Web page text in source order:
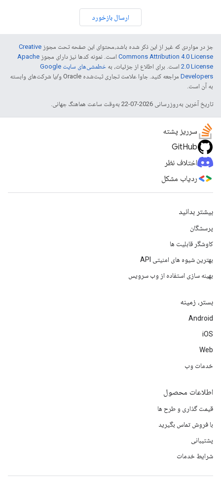
ارسال بازخورد
جز در مواردی که غیر از این ذکر شده باشد،‌محتوای این صفحه تحت مجوز Creative
Commons Attribution 4.0 License است. نمونه کدها نیز دارای مجوز Apache
2.0 License است. برای اطلاع از جزئیات، به
خطمشی‌های سایت Google
Developers‏
مراجعه کنید. جاوا علامت تجاری ثبت‌شده Oracle و/یا شرکت‌های وابسته
به آن است.
تاریخ آخرین به‌روزرسانی 2026-07-22 به‌وقت ساعت هماهنگ جهانی.
سرریز پشته
GitHub
اختلاف نظر
ردیاب مشکل
بیشتر بدانید
پرسشگان
کاوشگر قابلیت ها
بهترین شیوه های امنیتی API
بهینه سازی استفاده از وب سرویس
بستر، زمینه
Android
iOS
Web
خدمات وب
اطلاعات محصول
قیمت گذاری و طرح ها
با فروش تماس بگیرید
پشتیبانی
شرایط خدمات